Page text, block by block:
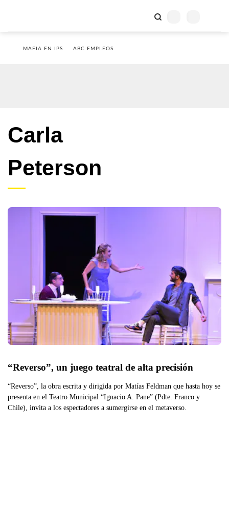
MAFIA EN IPS ABC EMPLEOS
Carla
Peterson
“Reverso”, un juego teatral de alta precisión
“Reverso”, la obra escrita y dirigida por Matías Feldman que hasta hoy se
presenta en el Teatro Municipal “Ignacio A. Pane” (Pdte. Franco y
Chile), invita a los espectadores a sumergirse en el metaverso.